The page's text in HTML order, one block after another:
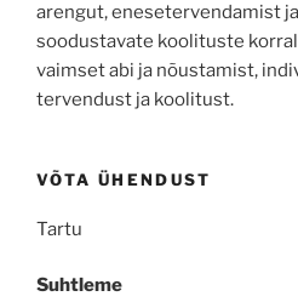
arengut, enesetervendamist
soodustavate koolituste
vaimset abi ja nõustamist,
tervendust ja koolitust.
VÕTA ÜHENDUST
Tartu
Suhtleme